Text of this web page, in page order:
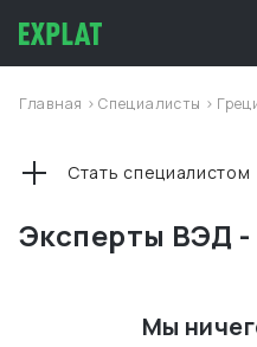
Главная >Специалисты >
Эксперты ВЭД -
Стать специалистом
Мы